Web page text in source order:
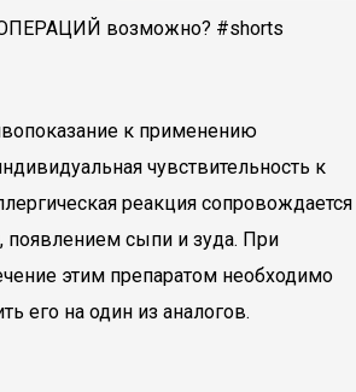
возможно? #shorts
к применению
чувствительность к
реакция сопровождается
появлением сыпи и зуда. При
этим препаратом необходимо
его на один из аналогов.